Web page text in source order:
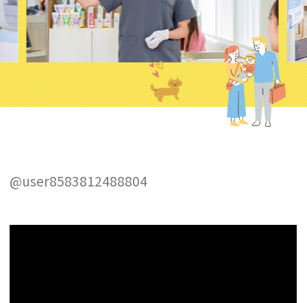
@user8583812488804